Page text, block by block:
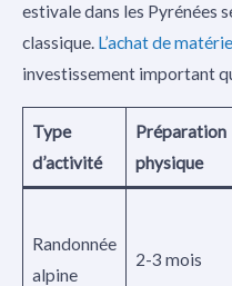
estivale dans les Pyrénées
classique. L’achat de
investissement important
Type
d’activité
Préparation
physique
Randonnée
alpine
2-3 mois